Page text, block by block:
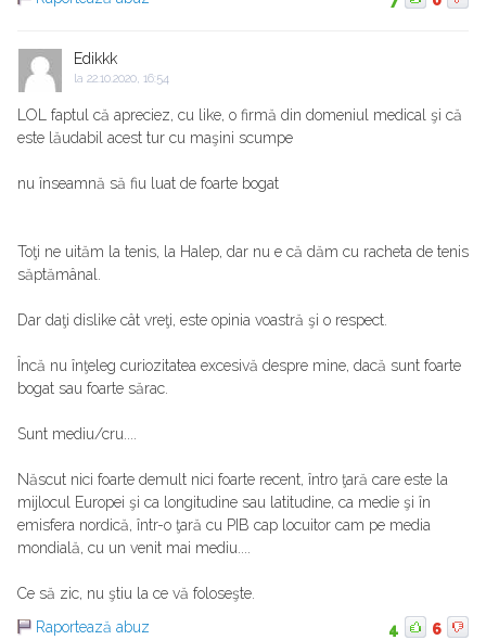
Edikkk
la 22.10.2020, 16:54
LOL faptul că apreciez, cu like, o firmă din domeniul medical şi că
este lăudabil acest tur cu maşini scumpe
nu înseamnă să fiu luat de foarte bogat
Toţi ne uităm la tenis, la Halep, dar nu e că dăm cu racheta de tenis
săptămânal.
Dar daţi dislike cât vreţi, este opinia voastră şi o respect.
Încă nu înţeleg curiozitatea excesivă despre mine, dacă sunt foarte
bogat sau foarte sărac.
Sunt mediu/cru....
Născut nici foarte demult nici foarte recent, întro ţară care este la
mijlocul Europei şi ca longitudine sau latitudine, ca medie şi în
emisfera nordică, într-o ţară cu PIB cap locuitor cam pe media
mondială, cu un venit mai mediu....
Ce să zic, nu ştiu la ce vă foloseşte.
Raportează abuz
4 6